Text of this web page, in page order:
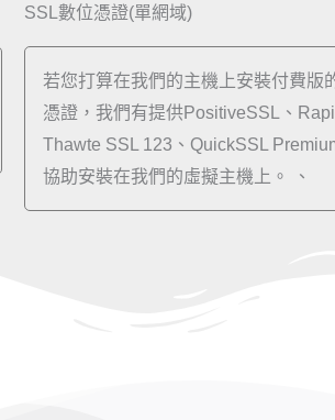
SSL數位憑證(單網域)
若您打算在我們的主機上安裝付費版
憑證，我們有提供PositiveSSL、
Thawte SSL 123、QuickSSL
協助安裝在我們的虛擬主機上。 、